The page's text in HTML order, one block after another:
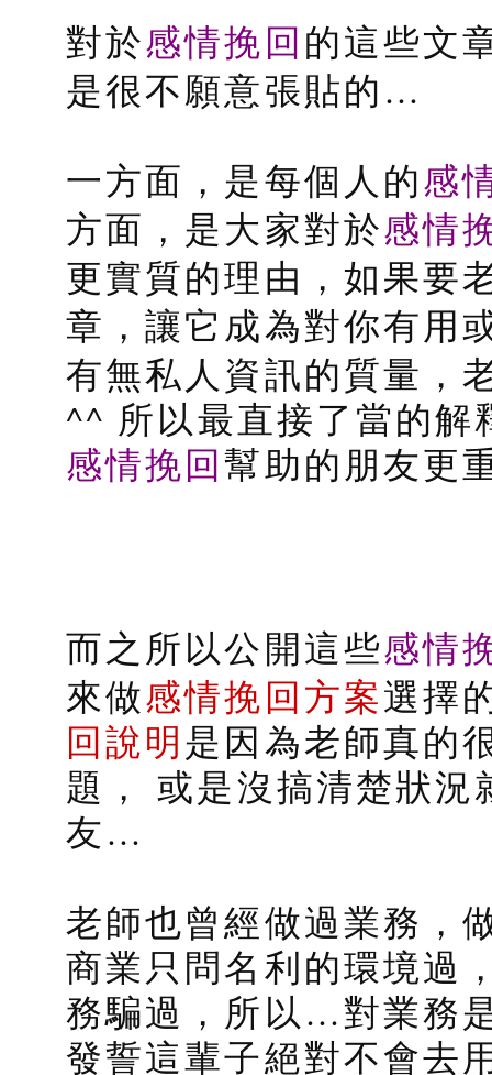
對於感情挽回的這些文
是很不願意張貼的…
一方面，是每個人的感
方面，是大家對於感情
更實質的理由，如果要
章，讓它成為對你有用
有無私人資訊的質量，
^^ 所以最直接了當的解
感情挽回幫助的朋友更
而之所以公開這些感情
來做感情挽回方案選擇
回說明是因為老師真的
題， 或是沒搞清楚狀況
友…
老師也曾經做過業務，
商業只問名利的環境過
務騙過，所以…對業務
發誓這輩子絕對不會去